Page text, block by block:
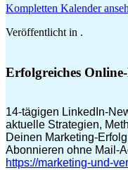
Kompletten Kalender
Veröffentlicht in .
Erfolgreiches
14-tägigen LinkedIn-
aktuelle Strategien,
Deinen Marketing-
Abonnieren ohne Mail-
https://marketing-und-